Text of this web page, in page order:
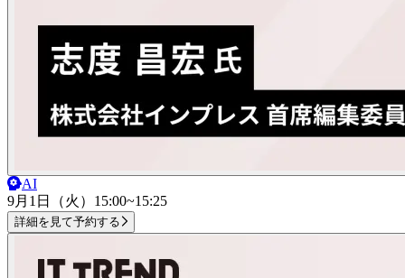
AI
9月1日（火） 15:00~15:25
詳細を見て予約する